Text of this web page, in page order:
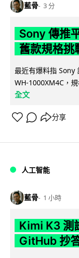
藍骨 3 分
Sony 傳推
舊款規格挑
最近有爆料指 Sony
WH-1000XM4C，
全文
分享
人工智能
藍骨 1 小時
Kimi K3 測
GitHub 抄